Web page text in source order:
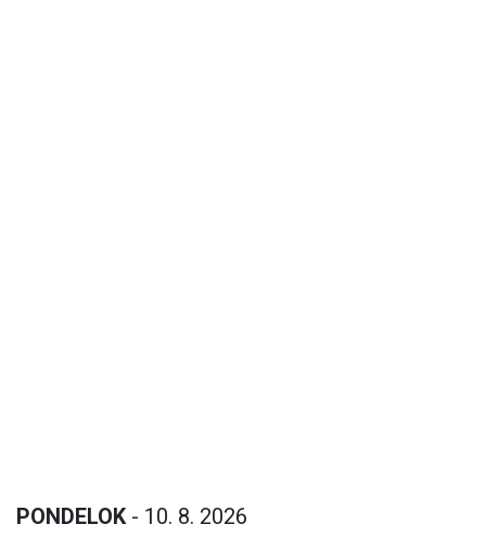
PONDELOK - 10. 8. 2026